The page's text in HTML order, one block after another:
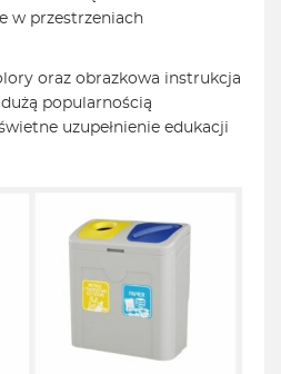
w przestrzeniach
oraz obrazkowa instrukcja
popularnością
uzupełnienie edukacji